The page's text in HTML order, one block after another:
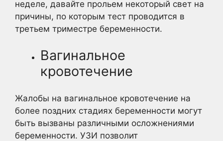
неделе, давайте прольем некоторый свет на
причины, по которым тест проводится в
третьем триместре беременности.
Вагинальное
кровотечение
Жалобы на вагинальное кровотечение на
более поздних стадиях беременности могут
быть вызваны различными осложнениями
беременности. УЗИ позволит